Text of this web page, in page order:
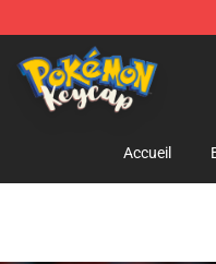
The Best Store of Pokemon
Accueil